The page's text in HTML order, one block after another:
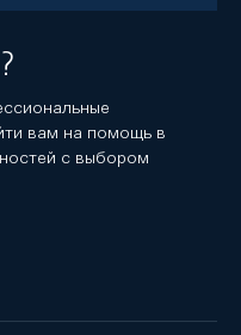
вам на помощь в
с выбором